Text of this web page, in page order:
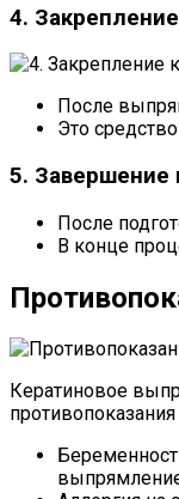
4.
После
Это
5. Завершение
После
В конце
Кератиновое